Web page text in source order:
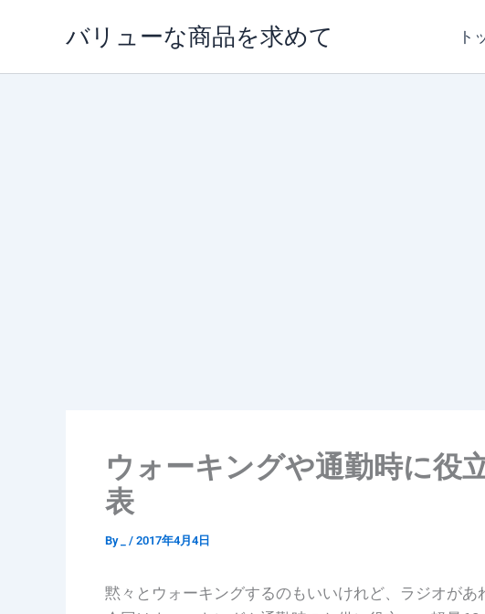
バリューな商品を求めて ト
ウォーキングや通勤時に役
表
By / 2017年4月4日
黙々とウォーキングするのもいいけれど、ラジオがあ